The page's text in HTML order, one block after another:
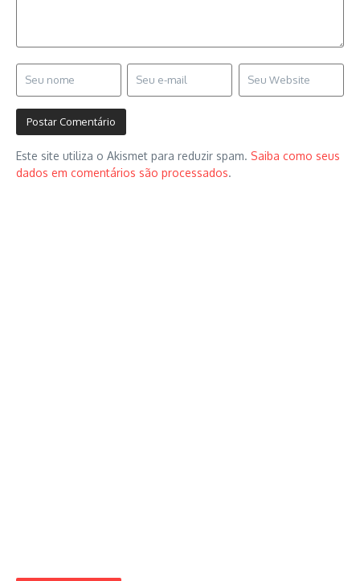
Este site utiliza o Akismet para reduzir spam. Saiba como seus
dados em comentários são processados.